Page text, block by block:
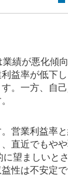
績が悪化傾
益率が低下
。一方、自
営業利益率
直近でもや
に望ましいと
性は不安定で